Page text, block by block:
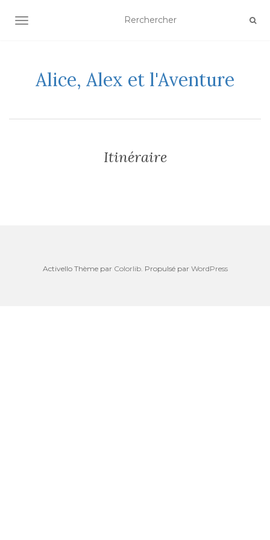
AFFICHER/MASQUER LA NAVIGATION
Alice, Alex et l'Aventure
Itinéraire
Activello Thème par Colorlib. Propulsé par WordPress